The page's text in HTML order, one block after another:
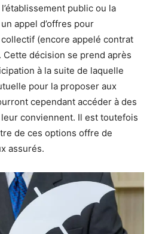
public ou la
appel d’offres pour
(encore appelé contrat
décision se prend après
à la suite de laquelle
pour la proposer aux
cependant accéder à des
conviennent. Il est toutefois
de ces options offre de
assurés.